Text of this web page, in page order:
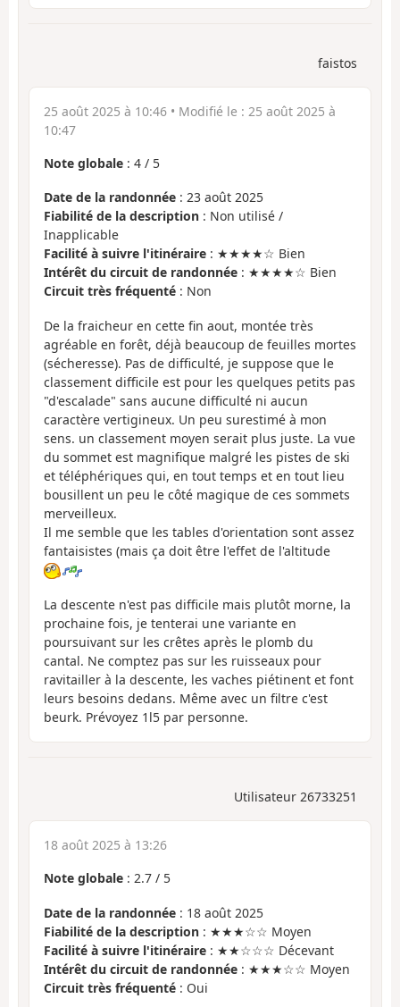
faistos
25 août 2025 à 10:46 • Modifié le : 25 août 2025 à
10:47
Note globale : 4 / 5
Date de la randonnée : 23 août 2025
Fiabilité de la description : Non utilisé /
Inapplicable
Facilité à suivre l'itinéraire : ★★★★☆ Bien
Intérêt du circuit de randonnée : ★★★★☆ Bien
Circuit très fréquenté : Non
De la fraicheur en cette fin aout, montée très
agréable en forêt, déjà beaucoup de feuilles mortes
(sécheresse). Pas de difficulté, je suppose que le
classement difficile est pour les quelques petits pas
"d'escalade" sans aucune difficulté ni aucun
caractère vertigineux. Un peu surestimé à mon
sens. un classement moyen serait plus juste. La vue
du sommet est magnifique malgré les pistes de ski
et téléphériques qui, en tout temps et en tout lieu
bousillent un peu le côté magique de ces sommets
merveilleux.
Il me semble que les tables d'orientation sont assez
fantaisistes (mais ça doit être l'effet de l'altitude
La descente n'est pas difficile mais plutôt morne, la
prochaine fois, je tenterai une variante en
poursuivant sur les crêtes après le plomb du
cantal. Ne comptez pas sur les ruisseaux pour
ravitailler à la descente, les vaches piétinent et font
leurs besoins dedans. Même avec un filtre c'est
beurk. Prévoyez 1l5 par personne.
Utilisateur 26733251
18 août 2025 à 13:26
Note globale : 2.7 / 5
Date de la randonnée : 18 août 2025
Fiabilité de la description : ★★★☆☆ Moyen
Facilité à suivre l'itinéraire : ★★☆☆☆ Décevant
Intérêt du circuit de randonnée : ★★★☆☆ Moyen
Circuit très fréquenté : Oui